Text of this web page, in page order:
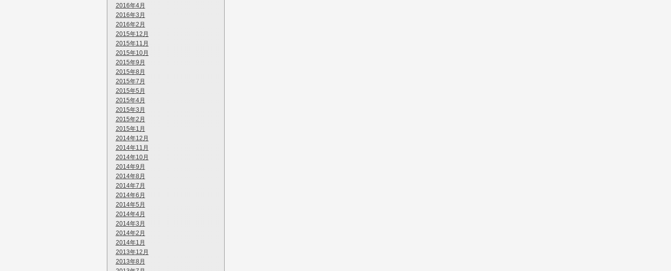
2016年4月
2016年3月
2016年2月
2015年12月
2015年11月
2015年10月
2015年9月
2015年8月
2015年7月
2015年5月
2015年4月
2015年3月
2015年2月
2015年1月
2014年12月
2014年11月
2014年10月
2014年9月
2014年8月
2014年7月
2014年6月
2014年5月
2014年4月
2014年3月
2014年2月
2014年1月
2013年12月
2013年8月